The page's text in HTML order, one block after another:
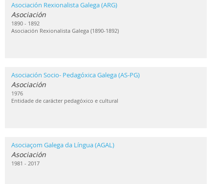
Asociación Rexionalista Galega (ARG)
Asociación
1890 - 1892
Asociación Rexionalista Galega (1890-1892)
Asociación Socio- Pedagóxica Galega (AS-PG)
Asociación
1976
Entidade de carácter pedagóxico e cultural
Asociaçom Galega da Língua (AGAL)
Asociación
1981 - 2017